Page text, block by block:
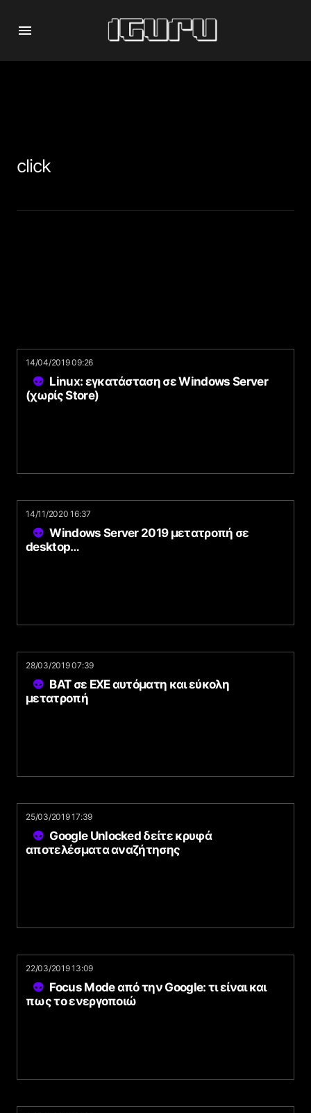
click
14/04/2019 09:26
Linux: εγκατάσταση σε Windows Server
(χωρίς Store)
14/11/2020 16:37
Windows Server 2019 μετατροπή σε
desktop…
28/03/2019 07:39
BAT σε EXE αυτόματη και εύκολη
μετατροπή
25/03/2019 17:39
Google Unlocked δείτε κρυφά
αποτελέσματα αναζήτησης
22/03/2019 13:09
Focus Mode από την Google: τι είναι και
πως το ενεργοποιώ